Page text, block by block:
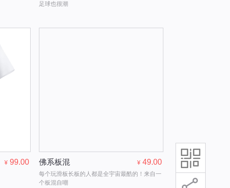
足球也很潮
¥ 99.00 佛系板混 ¥ 49.00
每个玩滑板长板的人都是全宇宙最酷的！来自一
个板混自嘲